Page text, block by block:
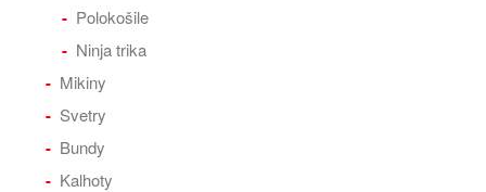
Polokošile
Ninja trika
Mikiny
Svetry
Bundy
Kalhoty